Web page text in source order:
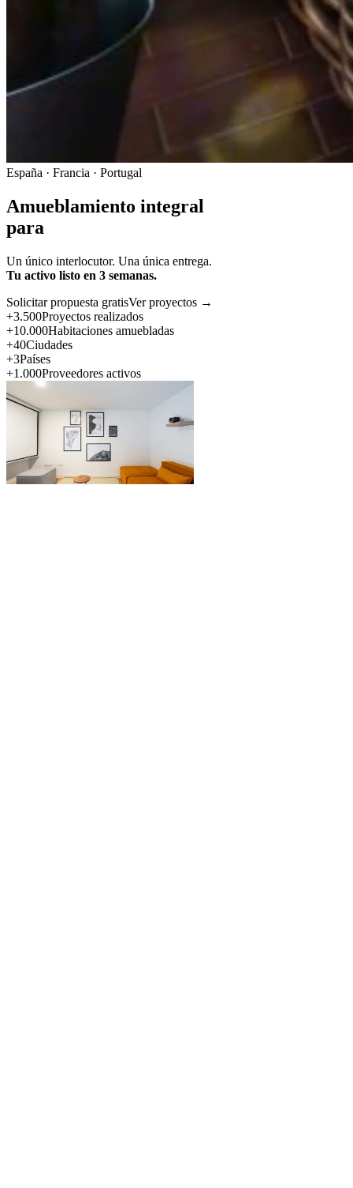
España · Francia · Portugal
Amueblamiento integral
para
Un único interlocutor. Una única entrega.
Tu activo listo en 3 semanas.
Solicitar propuesta gratisVer proyectos →
+3.500Proyectos realizados
+10.000Habitaciones amuebladas
+40Ciudades
+3Países
+1.000Proveedores activos